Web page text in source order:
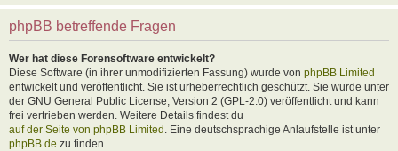
phpBB betreffende Fragen
Wer hat diese Forensoftware entwickelt?
Diese Software (in ihrer unmodifizierten Fassung) wurde von phpBB Limited
entwickelt und veröffentlicht. Sie ist urheberrechtlich geschützt. Sie wurde unter
der GNU General Public License, Version 2 (GPL-2.0) veröffentlicht und kann
frei vertrieben werden. Weitere Details findest du
auf der Seite von phpBB Limited . Eine deutschsprachige Anlaufstelle ist unter
phpBB.de zu finden.